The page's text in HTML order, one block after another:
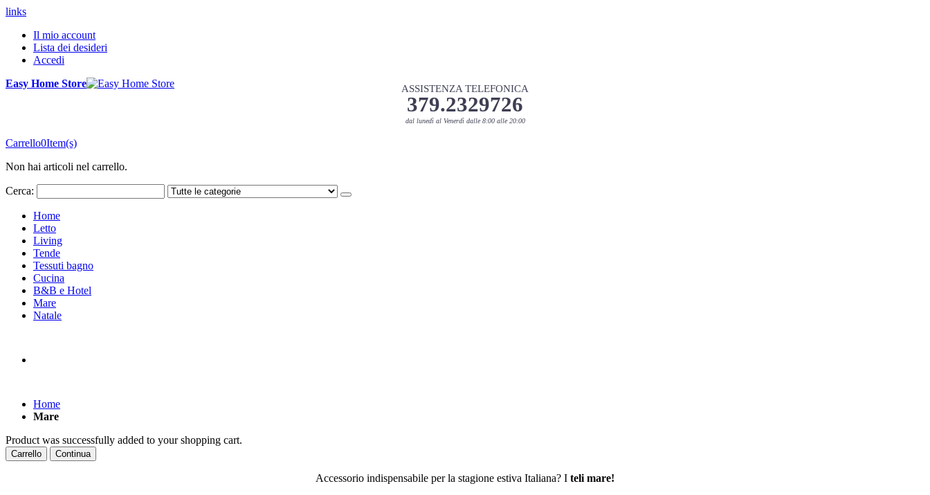
links
Il mio account
Lista dei desideri
Accedi
Easy Home Store
ASSISTENZA TELEFONICA
379.2329726
dal lunedì al Venerdì dalle 8:00 alle 20:00
Carrello0Item(s)
Non hai articoli nel carrello.
Cerca:
Home
Letto
Living
Tende
Tessuti bagno
Cucina
B&B e Hotel
Mare
Natale
Home
Mare
Product was successfully added to your shopping cart.
Carrello Continua
Accessorio indispensabile per la stagione estiva Italiana? I teli mare!